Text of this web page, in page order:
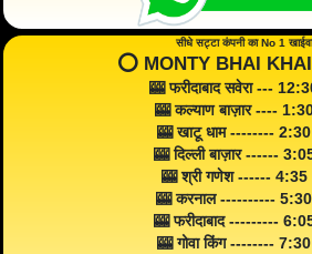
सीधे सट्टा कंपनी का No 1
⭕️ MONTY BHAI
🎰 फरीदाबाद सवेरा ---
🎰 कल्याण बाज़ार ----
🎰 खाटू धाम --------
🎰 दिल्ली बाज़ार ------
🎰 श्री गणेश ------ 4:35
🎰 करनाल ----------
🎰 फरीदाबाद ---------
🎰 गोवा किंग --------